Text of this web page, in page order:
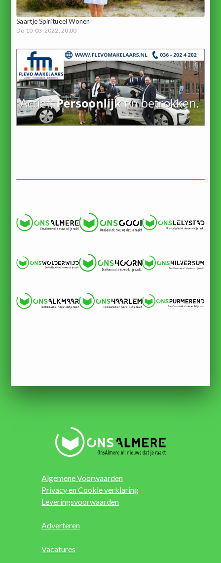
Saartje Spiritueel Wonen
Do 10-03-2022, 20:00
Algemene Voorwaarden
Privacy en Cookie verklaring
Leveringsvoorwaarden
Adverteren
Vacatures